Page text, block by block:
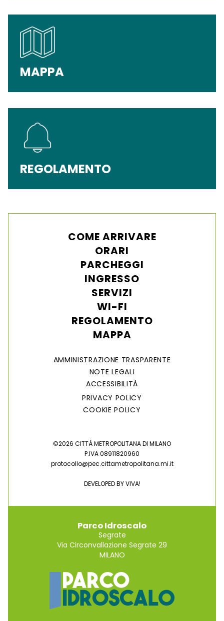
MAPPA
REGOLAMENTO
Parco Idroscalo
Segrate
Via Circonvallazione Segrate 29
MILANO
COME ARRIVARE
ORARI
PARCHEGGI
INGRESSO
SERVIZI
WI-FI
REGOLAMENTO
MAPPA
AMMINISTRAZIONE TRASPARENTE
NOTE LEGALI
ACCESSIBILITÀ
PRIVACY POLICY
COOKIE POLICY
©2026 CITTÀ METROPOLITANA DI MILANO
P.IVA 08911820960
protocollo@pec.cittametropolitana.mi.it
DEVELOPED BYVIVA!